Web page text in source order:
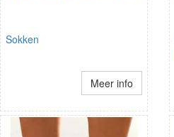
Sokken
Meer info